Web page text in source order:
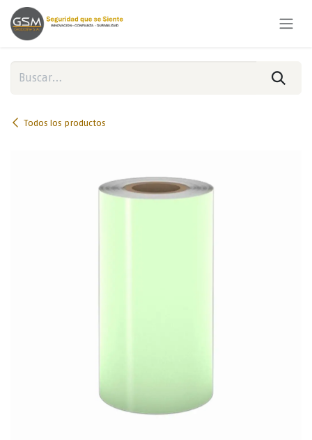
Ir al contenido
Todos los productos